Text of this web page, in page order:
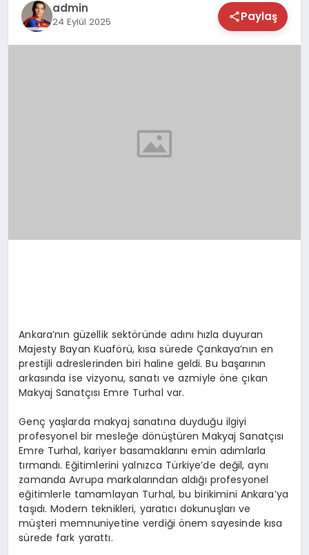
SAĞLIK
admin
24 Eylül 2025 Paylaş
Ankara’nın güzellik sektöründe adını hızla duyuran
Majesty Bayan Kuaförü, kısa sürede Çankaya’nın en
prestijli adreslerinden biri haline geldi. Bu başarının
arkasında ise vizyonu, sanatı ve azmiyle öne çıkan
Makyaj Sanatçısı Emre Turhal var.
Genç yaşlarda makyaj sanatına duyduğu ilgiyi
profesyonel bir mesleğe dönüştüren Makyaj Sanatçısı
Emre Turhal, kariyer basamaklarını emin adımlarla
tırmandı. Eğitimlerini yalnızca Türkiye’de değil, aynı
zamanda Avrupa markalarından aldığı profesyonel
eğitimlerle tamamlayan Turhal, bu birikimini Ankara’ya
taşıdı. Modern teknikleri, yaratıcı dokunuşları ve
müşteri memnuniyetine verdiği önem sayesinde kısa
sürede fark yarattı.